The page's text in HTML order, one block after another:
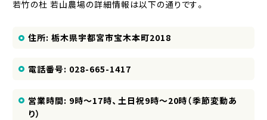
若竹の杜 若山農場の詳細情報は以下の通りです。
住所: 栃木県宇都宮市宝木本町2018
電話番号: 028-665-1417
営業時間: 9時～17時、土日祝9時～20時（季節変動あ
り）